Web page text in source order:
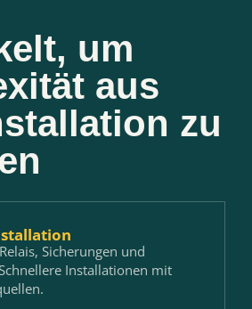
um
aus
zu
Sicherungen und
Installationen mit